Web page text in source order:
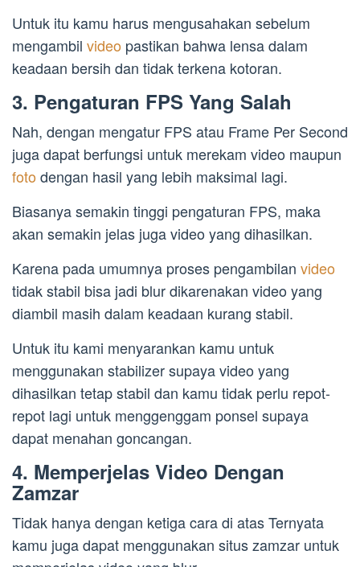
Untuk itu kamu harus mengusahakan sebelum
mengambil video pastikan bahwa lensa dalam
keadaan bersih dan tidak terkena kotoran.
3. Pengaturan FPS Yang Salah
Nah, dengan mengatur FPS atau Frame Per Second
juga dapat berfungsi untuk merekam video maupun
foto dengan hasil yang lebih maksimal lagi.
Biasanya semakin tinggi pengaturan FPS, maka
akan semakin jelas juga video yang dihasilkan.
Karena pada umumnya proses pengambilan video
tidak stabil bisa jadi blur dikarenakan video yang
diambil masih dalam keadaan kurang stabil.
Untuk itu kami menyarankan kamu untuk
menggunakan stabilizer supaya video yang
dihasilkan tetap stabil dan kamu tidak perlu repot-
repot lagi untuk menggenggam ponsel supaya
dapat menahan goncangan.
4. Memperjelas Video Dengan
Zamzar
Tidak hanya dengan ketiga cara di atas Ternyata
kamu juga dapat menggunakan situs zamzar untuk